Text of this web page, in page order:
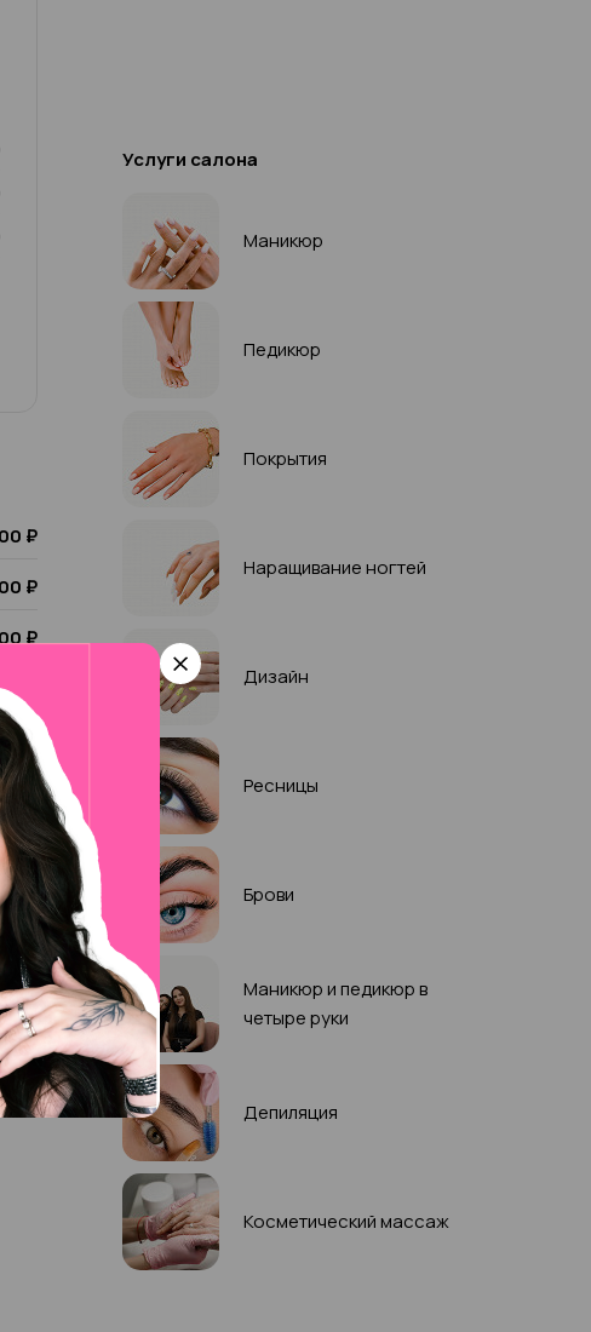
₽
₽
₽
₽
₽
₽
Услуги салона
Маникюр
Педикюр
Покрытия
Наращивание ногтей
Дизайн
Ресницы
Брови
Маникюр и педикюр в
четыре руки
Депиляция
Косметический массаж